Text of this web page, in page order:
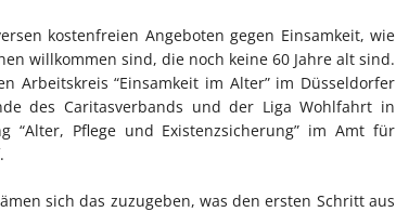
kostenfreien Angeboten gegen Einsamkeit, wie
willkommen sind, die noch keine 60 Jahre alt sind.
Arbeitskreis “Einsamkeit im Alter” im Düsseldorfer
des Caritasverbands und der Liga Wohlfahrt in
“Alter, Pflege und Existenzsicherung” im Amt für
sich das zuzugeben, was den ersten Schritt aus